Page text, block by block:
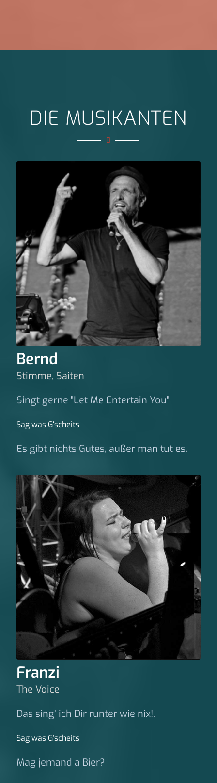
DIE MUSIKANTEN
Bernd
Stimme, Saiten
Singt gerne "Let Me Entertain You"
Sag was G‘scheits
Es gibt nichts Gutes, außer man tut es.
Franzi
The Voice
Das sing’ ich Dir runter wie nix!.
Sag was G‘scheits
Mag jemand a Bier?